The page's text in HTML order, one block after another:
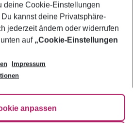
deine Cookie-Einstellungen
kannst deine Privatsphäre-
jederzeit ändern oder widerrufen
auf „Cookie-Einstellungen
Impressum
anpassen